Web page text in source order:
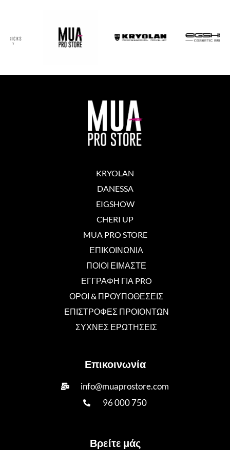
KRYOLAN
DANESSA
EIGSHOW
CHERI UP
MUA PRO STORE
ΕΠΙΚΟΙΝΩΝΙΑ
ΠΟΙΟΙ ΕΙΜΑΣΤΕ
ΕΓΓΡΑΦΗ ΓΙΑ PRO
ΟΡΟΙ & ΠΡΟΥΠΟΘΕΣΕΙΣ
ΕΠΙΣΤΡΟΦΕΣ ΠΡΟΙΟΝΤΩΝ
ΣΥΧΝΕΣ ΕΡΩΤΗΣΕΙΣ
Επικοινωνία
info@muaprostore.com
96 000 750
Βρείτε μάς